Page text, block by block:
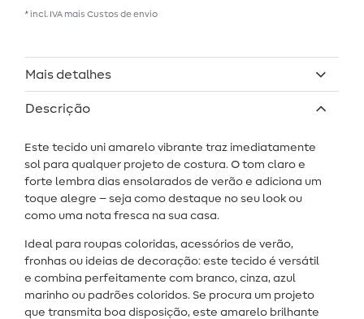
* incl. IVA mais Custos de envio
Mais detalhes
Descrição
Este tecido uni amarelo vibrante traz imediatamente
sol para qualquer projeto de costura. O tom claro e
forte lembra dias ensolarados de verão e adiciona um
toque alegre – seja como destaque no seu look ou
como uma nota fresca na sua casa.
Ideal para roupas coloridas, acessórios de verão,
fronhas ou ideias de decoração: este tecido é versátil
e combina perfeitamente com branco, cinza, azul
marinho ou padrões coloridos. Se procura um projeto
que transmita boa disposição, este amarelo brilhante